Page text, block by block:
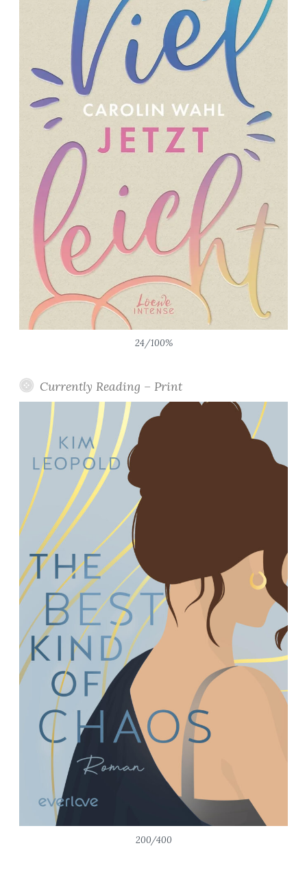
24/100%
Currently Reading – Print
200/400